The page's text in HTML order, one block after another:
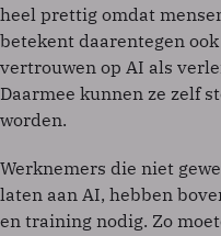
heel prettig omdat
betekent daarentegen
vertrouwen op AI als
Daarmee kunnen ze zelf
worden.
Werknemers die niet
laten aan AI, hebben
en training nodig. Zo